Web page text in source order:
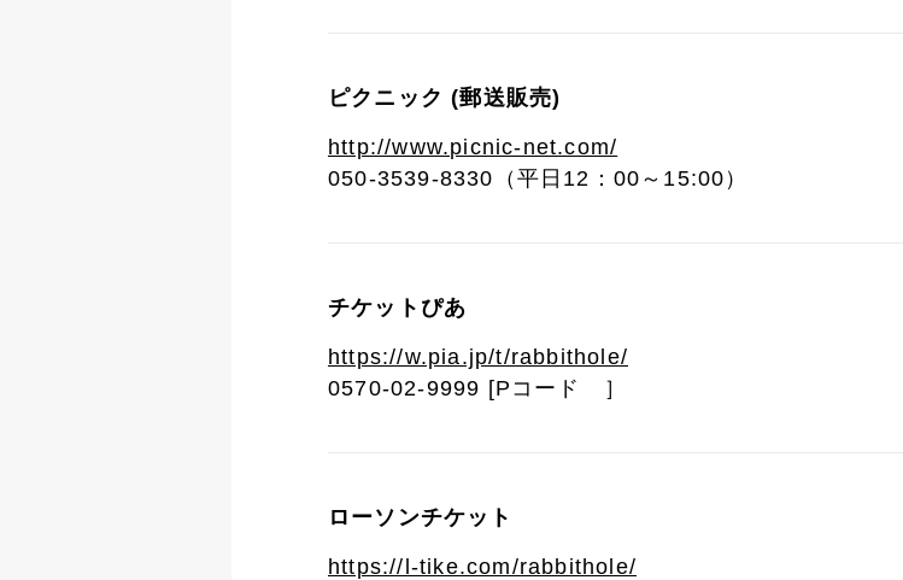
ピクニック (郵送販売)
http://www.picnic-net.com/
050-3539-8330（平日12：00～15:00）
チケットぴあ
https://w.pia.jp/t/rabbithole/
0570-02-9999 [Pコード ］
ローソンチケット
https://l-tike.com/rabbithole/